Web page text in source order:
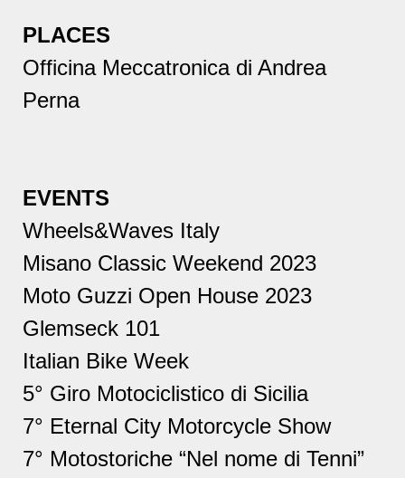
PLACES
Officina Meccatronica di Andrea
Perna
EVENTS
Wheels&Waves Italy
Misano Classic Weekend 2023
Moto Guzzi Open House 2023
Glemseck 101
Italian Bike Week
5° Giro Motociclistico di Sicilia
7° Eternal City Motorcycle Show
7° Motostoriche “Nel nome di Tenni”